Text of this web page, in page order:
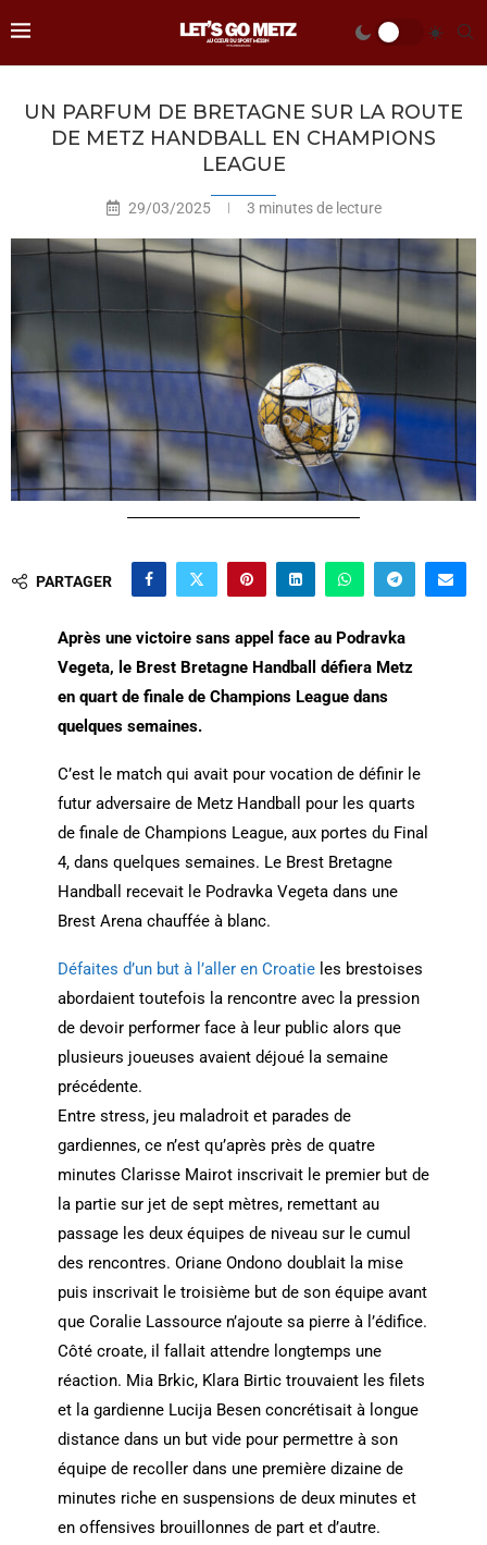
UN PARFUM DE BRETAGNE SUR LA ROUTE
DE METZ HANDBALL EN CHAMPIONS
LEAGUE
29/03/2025 3 minutes de lecture
PARTAGER
Après une victoire sans appel face au Podravka
Vegeta, le Brest Bretagne Handball défiera Metz
en quart de finale de Champions League dans
quelques semaines.
C’est le match qui avait pour vocation de définir le
futur adversaire de Metz Handball pour les quarts
de finale de Champions League, aux portes du Final
4, dans quelques semaines. Le Brest Bretagne
Handball recevait le Podravka Vegeta dans une
Brest Arena chauffée à blanc.
Défaites d’un but à l’aller en Croatieles brestoises
abordaient toutefois la rencontre avec la pression
de devoir performer face à leur public alors que
plusieurs joueuses avaient déjoué la semaine
précédente.
Entre stress, jeu maladroit et parades de
gardiennes, ce n’est qu’après près de quatre
minutes Clarisse Mairot inscrivait le premier but de
la partie sur jet de sept mètres, remettant au
passage les deux équipes de niveau sur le cumul
des rencontres. Oriane Ondono doublait la mise
puis inscrivait le troisième but de son équipe avant
que Coralie Lassource n’ajoute sa pierre à l’édifice.
Côté croate, il fallait attendre longtemps une
réaction. Mia Brkic, Klara Birtic trouvaient les filets
et la gardienne Lucija Besen concrétisait à longue
distance dans un but vide pour permettre à son
équipe de recoller dans une première dizaine de
minutes riche en suspensions de deux minutes et
en offensives brouillonnes de part et d’autre.